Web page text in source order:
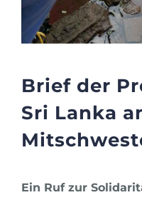
Brief der
Sri Lanka
Ein Ruf zur